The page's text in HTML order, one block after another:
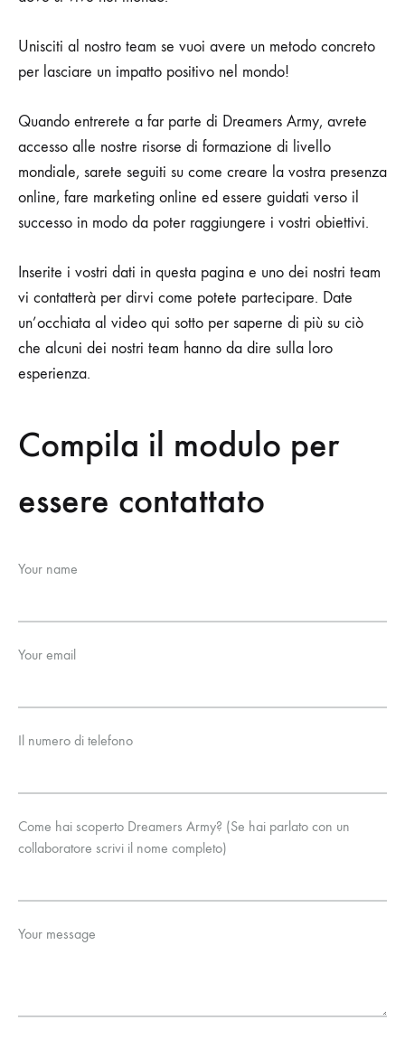
Unisciti al nostro team se vuoi avere un metodo concreto
per lasciare un impatto positivo nel mondo!
Quando entrerete a far parte di Dreamers Army, avrete
accesso alle nostre risorse di formazione di livello
mondiale, sarete seguiti su come creare la vostra presenza
online, fare marketing online ed essere guidati verso il
successo in modo da poter raggiungere i vostri obiettivi.
Inserite i vostri dati in questa pagina e uno dei nostri team
vi contatterà per dirvi come potete partecipare. Date
un’occhiata al video qui sotto per saperne di più su ciò
che alcuni dei nostri team hanno da dire sulla loro
esperienza.
Compila il modulo per
essere contattato
Your name
Your email
Il numero di telefono
Come hai scoperto Dreamers Army? (Se hai parlato con un
collaboratore scrivi il nome completo)
Your message